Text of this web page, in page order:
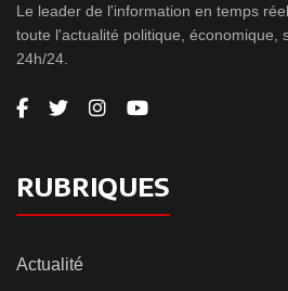
Le leader de l'information en temps
toute l'actualité politique, économique,
24h/24.
RUBRIQUES
Actualité